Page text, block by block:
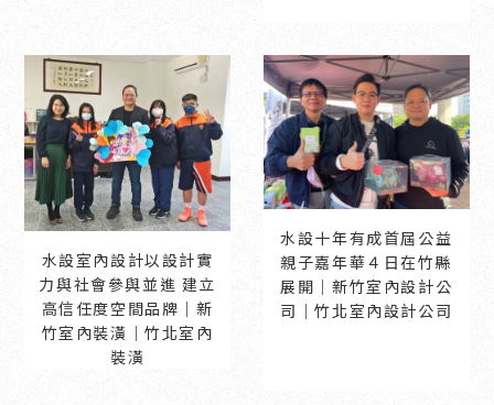
水設室內設計以設計實
力與社會參與並進 建立
高信任度空間品牌｜新
竹室內裝潢｜竹北室內
裝潢
水設十年有成首屆公益
親子嘉年華４日在竹縣
展開｜新竹室內設計公
司｜竹北室內設計公司